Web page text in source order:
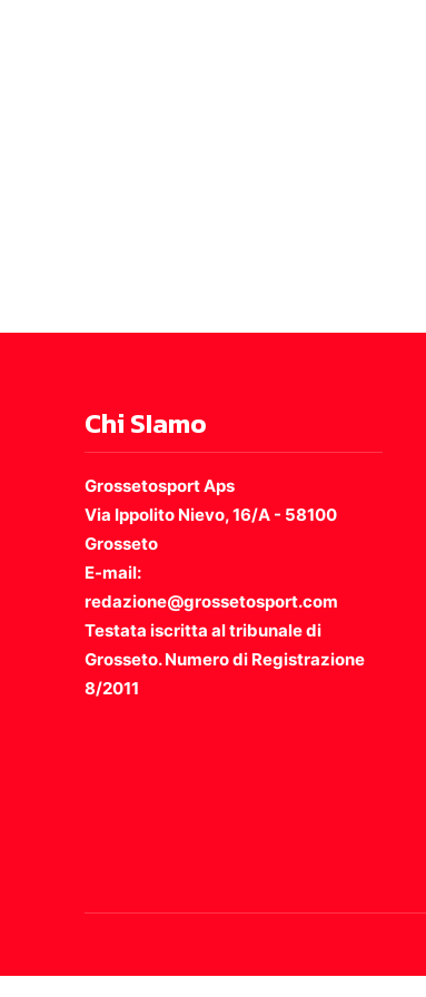
Chi SIamo
Grossetosport Aps
Via Ippolito Nievo, 16/A - 58100
Grosseto
E-mail:
redazione@grossetosport.com
Testata iscritta al tribunale di
Grosseto. Numero di Registrazione
8/2011